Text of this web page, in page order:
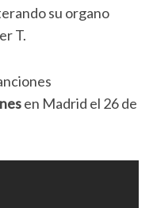
su organo
T.
en Madrid el 26 de